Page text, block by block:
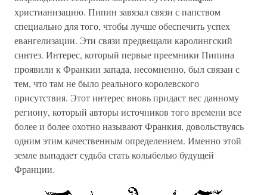
христианизацию. Пипин завязал связи с папством
специально для того, чтобы лучше обеспечить успех
евангелизации. Эти связи предвещали каролингский
синтез. Интерес, который первые преемники Пипина
проявили к Франкии запада, несомненно, был связан с
тем, что там не было реального королевского
присутствия. Этот интерес вновь придаст вес данному
региону, который авторы источников того времени все
более и более охотно называют Франкия, довольствуясь
одним этим качественным определением. Именно этой
земле выпадает судьба стать колыбелью будущей
Франции.